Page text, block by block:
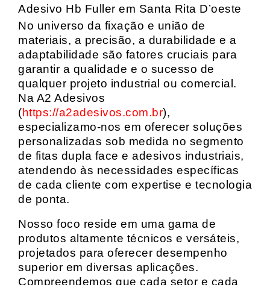
Adesivo Hb Fuller em Santa Rita D’oeste
No universo da fixação e união de
materiais, a precisão, a durabilidade e a
adaptabilidade são fatores cruciais para
garantir a qualidade e o sucesso de
qualquer projeto industrial ou comercial.
Na A2 Adesivos
(https://a2adesivos.com.br),
especializamo-nos em oferecer soluções
personalizadas sob medida no segmento
de fitas dupla face e adesivos industriais,
atendendo às necessidades específicas
de cada cliente com expertise e tecnologia
de ponta.
Nosso foco reside em uma gama de
produtos altamente técnicos e versáteis,
projetados para oferecer desempenho
superior em diversas aplicações.
Compreendemos que cada setor e cada